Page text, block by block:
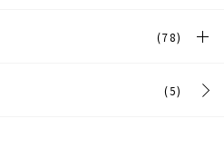
(78)
(5)